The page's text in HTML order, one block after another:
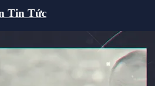
Tin Tức